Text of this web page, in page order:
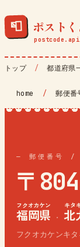
📮 ポスト
トップ 都道府県
home / 郵便番
— 郵便番号 /
〒
福岡県
フクオカケン
· 北
キタ
フクオカケンキ